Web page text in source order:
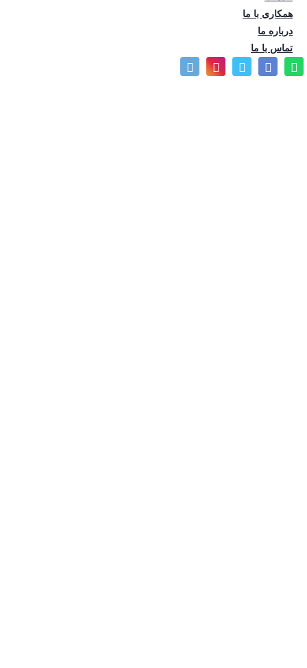
همکاری با ما
درباره ما
تماس با ما
تعداد بازدید: 664